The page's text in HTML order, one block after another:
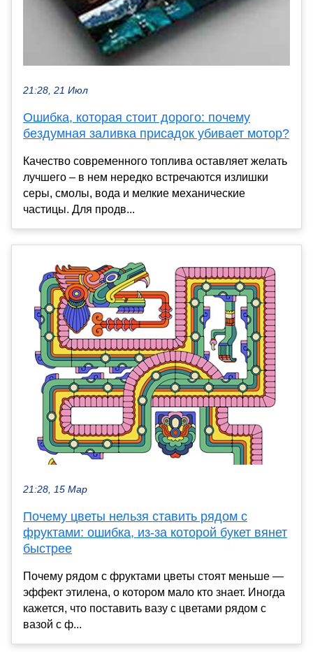
21:28, 21 Июл
Ошибка, которая стоит дорого: почему
бездумная заливка присадок убивает мотор?
Качество современного топлива оставляет желать
лучшего – в нем нередко встречаются излишки
серы, смолы, вода и мелкие механические
частицы. Для продв...
21:28, 15 Мар
Почему цветы нельзя ставить рядом с
фруктами: ошибка, из-за которой букет вянет
быстрее
Почему рядом с фруктами цветы стоят меньше —
эффект этилена, о котором мало кто знает. Иногда
кажется, что поставить вазу с цветами рядом с
вазой с ф...